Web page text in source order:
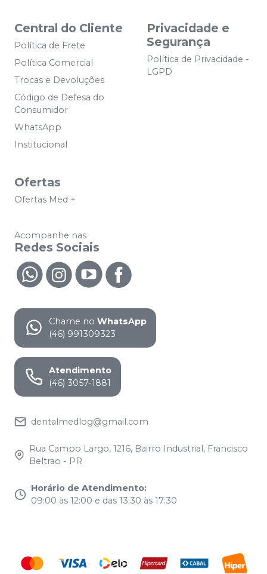
Central do Cliente
Política de Frete
Política Comercial
Trocas e Devoluções
Código de Defesa do
Consumidor
WhatsApp
Institucional
Privacidade e
Segurança
Política de Privacidade -
LGPD
Ofertas
Ofertas Med +
Acompanhe nas
Redes Sociais
Chame no WhatsApp
(46) 991309323
Atendimento
(46) 3057-1881
dentalmedlog@gmail.com
Rua Campo Largo, 1216, Bairro Industrial, Francisco
Beltrao - PR
Horário de Atendimento:
09:00 às 12:00 e das 13:30 às 17:30